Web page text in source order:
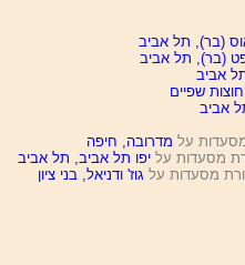
(בר), תל אביב
(בר), תל אביב
אביב
אביב
מדרובה, חיפה
יפו תל אביב, תל אביב
גוז' ודניאל, בני ציון